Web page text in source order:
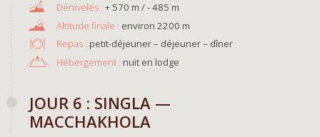
+ 570 m / - 485 m
environ 2200 m
Repas : petit-déjeuner – déjeuner – dîner
Hébergement : nuit en lodge
JOUR 6 : SINGLA —
MACCHAKHOLA